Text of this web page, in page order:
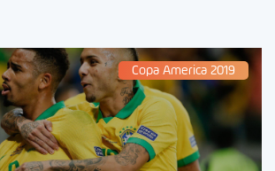
Copa America 2019